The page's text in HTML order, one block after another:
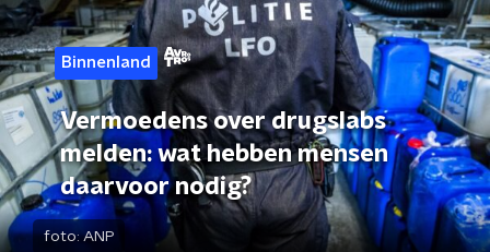
Binnenland
Vermoedens over drugslabs
melden: wat hebben mensen
daarvoor nodig?
foto:ANP